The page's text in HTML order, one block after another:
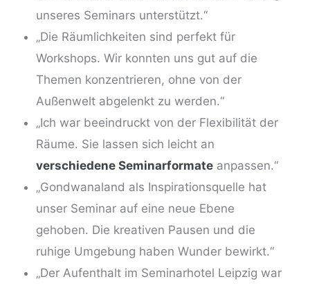
unseres Seminars unterstützt.“
„Die Räumlichkeiten sind perfekt für
Workshops. Wir konnten uns gut auf die
Themen konzentrieren, ohne von der
Außenwelt abgelenkt zu werden.“
„Ich war beeindruckt von der Flexibilität der
Räume. Sie lassen sich leicht an
verschiedene Seminarformate anpassen.“
„Gondwanaland als Inspirationsquelle hat
unser Seminar auf eine neue Ebene
gehoben. Die kreativen Pausen und die
ruhige Umgebung haben Wunder bewirkt.“
„Der Aufenthalt im Seminarhotel Leipzig war